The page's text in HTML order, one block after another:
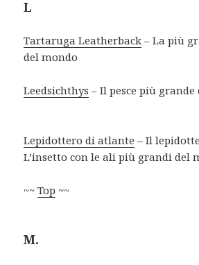
L
Tartaruga Leatherback – La più
del mondo
Leedsichthys – Il pesce più
Lepidottero di atlante – Il
L’insetto con le ali più grandi del
~~Top ~~
M.